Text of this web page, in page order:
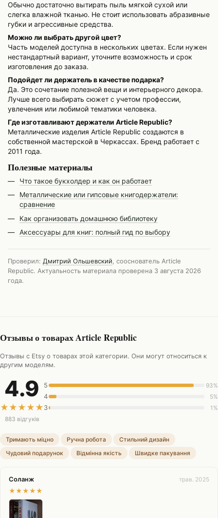
Обычно достаточно вытирать пыль мягкой сухой или
слегка влажной тканью. Не стоит использовать абразивные
губки и агрессивные средства.
Можно ли выбрать другой цвет?
Часть моделей доступна в нескольких цветах. Если нужен
нестандартный вариант, уточните возможность и срок
изготовления до заказа.
Подойдет ли держатель в качестве подарка?
Да. Это сочетание полезной вещи и интерьерного декора.
Лучше всего выбирать сюжет с учетом профессии,
увлечения или любимой тематики человека.
Где изготавливают держатели Article Republic?
Металлические изделия Article Republic создаются в
собственной мастерской в Черкассах. Бренд работает с
2011 года.
Полезные материалы
Что такое букхолдер и как он работает
Металлические или гипсовые книгодержатели:
сравнение
Как организовать домашнюю библиотеку
Аксессуары для книг: полный гид по выбору
Проверил: Дмитрий Ольшевский , сооснователь Article
Republic. Актуальность материала проверена 3 августа 2026
года.
Отзывы о товарах Article Republic
Отзывы с Etsy о товарах этой категории. Они могут относиться к
другим моделям.
4.9
★ ★ ★ ★ ★
883 відгуків
5 93%
4 5%
3 1%
Тримають міцно Ручна робота
Стильний дизайн
Чудовий подарунок
Відмінна якість Швидке пакування
Соланж трав. 2025
★★★★★